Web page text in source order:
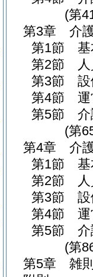
(第
第3章
介
第1節
第2節
第3節
第4節
第5節
(第
第4章
介
第1節
第2節
第3節
第4節
第5節
(第
第5章
雑